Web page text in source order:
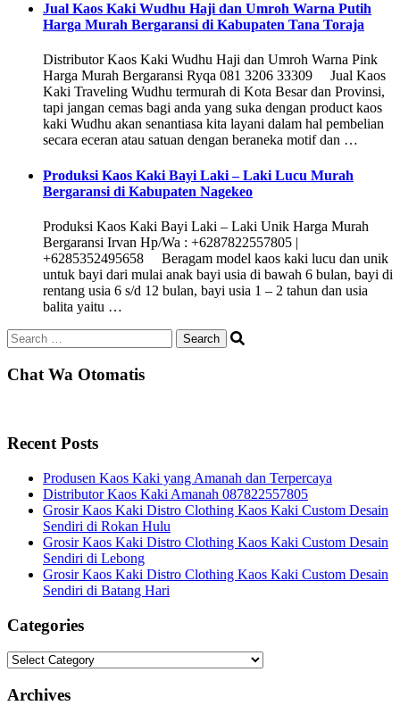
Jual Kaos Kaki Wudhu Haji dan Umroh Warna Putih
Harga Murah Bergaransi di Kabupaten Tana Toraja
Distributor Kaos Kaki Wudhu Haji dan Umroh Warna Pink
Harga Murah Bergaransi Ryqa 081 3206 33309 Jual Kaos
Kaki Traveling Wudhu termurah di Kota Besar dan Provinsi,
tapi jangan cemas bagi anda yang suka dengan product kaos
kaki Wudhu akan senantiasa kita layani dalam hal pembelian
secara eceran atau satuan dengan beraneka motif dan …
Produksi Kaos Kaki Bayi Laki – Laki Lucu Murah
Bergaransi di Kabupaten Nagekeo
Produksi Kaos Kaki Bayi Laki – Laki Unik Harga Murah
Bergaransi Irvan Hp/Wa : +6287822557805 |
+6285352495658 Beragam model kaos kaki lucu dan unik
untuk bayi dari mulai anak bayi usia di bawah 6 bulan, bayi di
rentang usia 6 s/d 12 bulan, bayi usia 1 – 2 tahun dan usia
balita yaitu …
Search
for:
Chat Wa Otomatis
Recent Posts
Produsen Kaos Kaki yang Amanah dan Terpercaya
Distributor Kaos Kaki Amanah 087822557805
Grosir Kaos Kaki Distro Clothing Kaos Kaki Custom Desain
Sendiri di Rokan Hulu
Grosir Kaos Kaki Distro Clothing Kaos Kaki Custom Desain
Sendiri di Lebong
Grosir Kaos Kaki Distro Clothing Kaos Kaki Custom Desain
Sendiri di Batang Hari
Categories
Categories
Archives